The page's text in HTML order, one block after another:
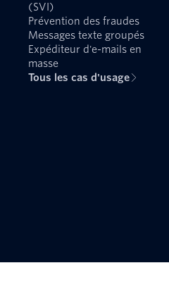
(SVI)
Prévention des fraudes
Messages texte groupés
Expéditeur d'e-mails en
masse
Tous les cas d'usage